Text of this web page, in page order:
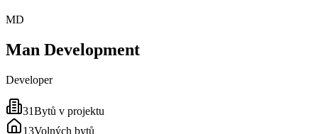
MD
Man Development
Developer
31Bytů v projektu
13Volných bytů